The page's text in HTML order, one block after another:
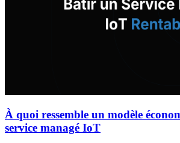
À quoi ressemble un modèle
service managé IoT